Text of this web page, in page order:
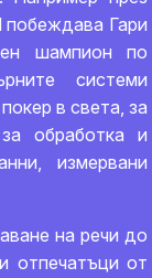
побеждава Гари
шампион по
системи
в света, за
обработка и
измервани
на речи до
отпечатъци от